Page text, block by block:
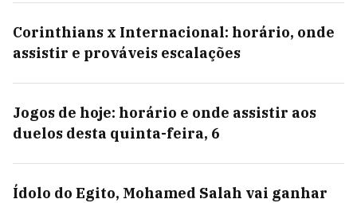
Corinthians x Internacional: horário, onde
assistir e prováveis escalações
Jogos de hoje: horário e onde assistir aos
duelos desta quinta-feira, 6
Ídolo do Egito, Mohamed Salah vai ganhar